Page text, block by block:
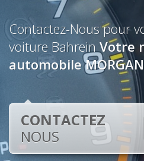
Contactez-Nous pour
voiture BahreinVotre
automobile
CONTACTEZ
NOUS